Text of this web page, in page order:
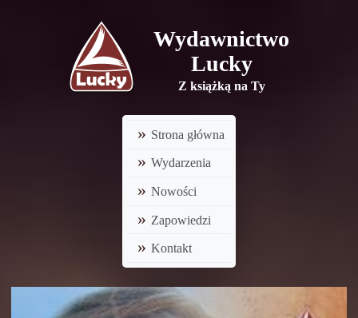
Wydawnictwo
Lucky
Z książką na Ty
Strona główna
Wydarzenia
Nowości
Zapowiedzi
Kontakt